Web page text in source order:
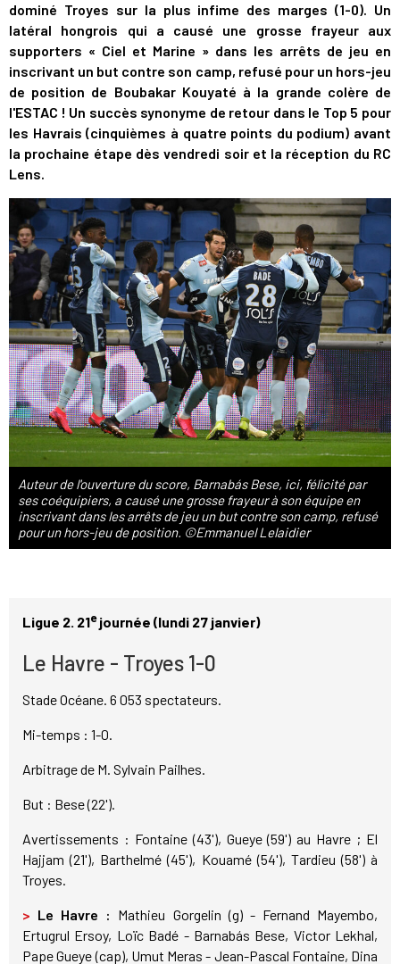
dominé Troyes sur la plus infime des marges (1-0). Un
latéral hongrois qui a causé une grosse frayeur aux
supporters « Ciel et Marine » dans les arrêts de jeu en
inscrivant un but contre son camp, refusé pour un hors-jeu
de position de Boubakar Kouyaté à la grande colère de
l'ESTAC ! Un succès synonyme de retour dans le Top 5 pour
les Havrais (cinquièmes à quatre points du podium) avant
la prochaine étape dès vendredi soir et la réception du RC
Lens.
Auteur de l'ouverture du score, Barnabás Bese, ici, félicité par
ses coéquipiers, a causé une grosse frayeur à son équipe en
inscrivant dans les arrêts de jeu un but contre son camp, refusé
pour un hors-jeu de position. ©Emmanuel Lelaidier
Ligue 2. 21ejournée (lundi 27 janvier)
Le Havre - Troyes 1-0
Stade Océane. 6 053 spectateurs.
Mi-temps : 1-0.
Arbitrage de M. Sylvain Pailhes.
But : Bese (22').
Avertissements : Fontaine (43'), Gueye (59') au Havre ; El
Hajjam (21'), Barthelmé (45'), Kouamé (54'), Tardieu (58') à
Troyes.
> Le Havre : Mathieu Gorgelin (g) - Fernand Mayembo,
Ertugrul Ersoy, Loïc Badé - Barnabás Bese, Victor Lekhal,
Pape Gueye (cap), Umut Meras - Jean-Pascal Fontaine, Dina